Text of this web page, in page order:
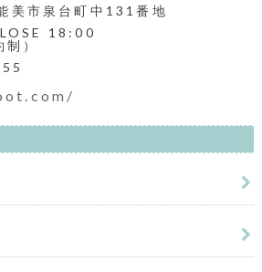
市泉台町中131番地
18:00
）